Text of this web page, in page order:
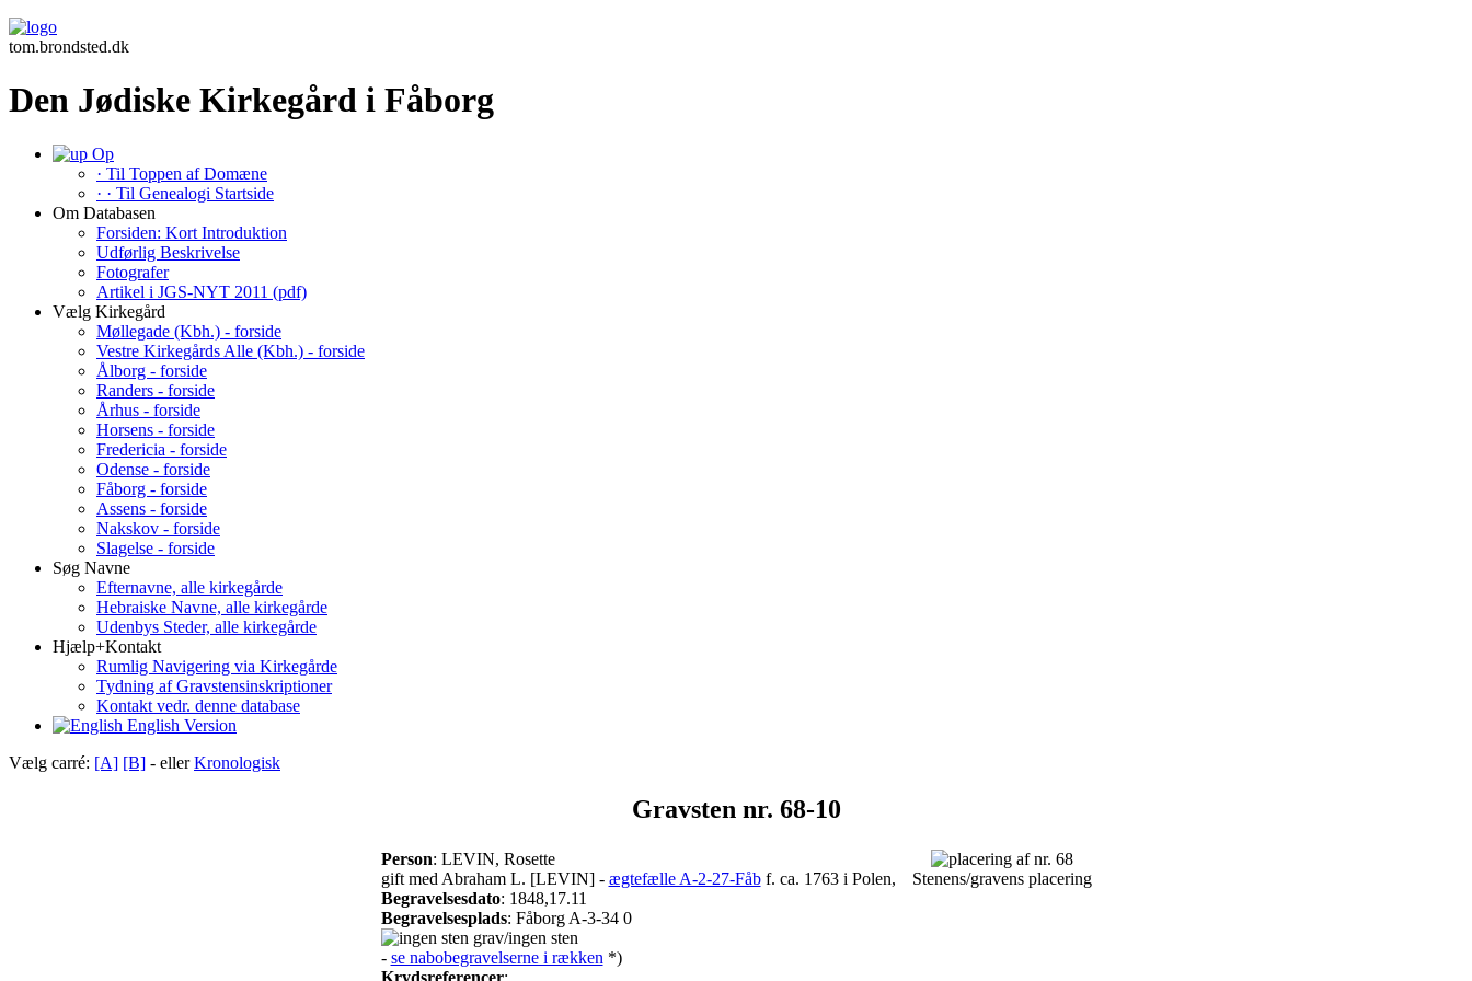
tom.brondsted.dk
Den Jødiske Kirkegård i Fåborg
Op
· Til Toppen af Domæne
· · Til Genealogi Startside
Om Databasen
Forsiden: Kort Introduktion
Udførlig Beskrivelse
Fotografer
Artikel i JGS-NYT 2011 (pdf)
Vælg Kirkegård
Møllegade (Kbh.) - forside
Vestre Kirkegårds Alle (Kbh.) - forside
Ålborg - forside
Randers - forside
Århus - forside
Horsens - forside
Fredericia - forside
Odense - forside
Fåborg - forside
Assens - forside
Nakskov - forside
Slagelse - forside
Søg Navne
Efternavne, alle kirkegårde
Hebraiske Navne, alle kirkegårde
Udenbys Steder, alle kirkegårde
Hjælp+Kontakt
Rumlig Navigering via Kirkegårde
Tydning af Gravstensinskriptioner
Kontakt vedr. denne database
English Version
Vælg carré: [A] [B] - ellerKronologisk
Gravsten nr. 68-10
Person: LEVIN, Rosette
gift med Abraham L. [LEVIN] - ægtefælle A-2-27-Fåbf. ca. 1763 i Polen,
Begravelsesdato: 1848,17.11
Begravelsesplads: Fåborg A-3-34 0
grav/ingen sten
- se nabobegravelserne i rækken *)
Krydsreferencer:
Stenens/gravens placering